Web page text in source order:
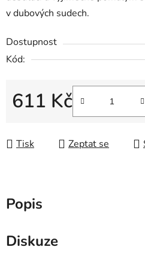
v dubových sudech.
Dostupnost
Kód:
611 Kč
Tisk Zeptat se
Popis
Diskuze